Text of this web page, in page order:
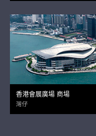
香港會展廣場 商場
灣仔